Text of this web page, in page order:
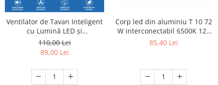
Ventilator de Tavan Inteligent
cu Lumină LED și
Telecomandă
110,00 Lei
89,00 Lei
Corp led din aluminiu T 10 72
W interconectabil 6500K 120
cm
85,40 Lei